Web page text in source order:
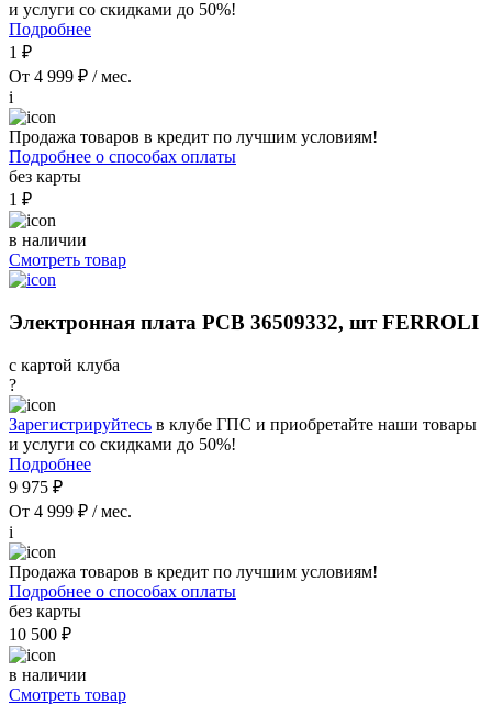
и услуги со скидками до 50%!
Подробнее
1 ₽
От 4 999 ₽ / мес.
i
Продажа товаров в кредит по лучшим условиям!
Подробнее о способах оплаты
без карты
1 ₽
в наличии
Смотреть товар
Электронная плата PCB 36509332, шт FERROLI
с картой клуба
?
Зарегистрируйтесь в клубе ГПС и приобретайте наши товары
и услуги со скидками до 50%!
Подробнее
9 975 ₽
От 4 999 ₽ / мес.
i
Продажа товаров в кредит по лучшим условиям!
Подробнее о способах оплаты
без карты
10 500 ₽
в наличии
Смотреть товар